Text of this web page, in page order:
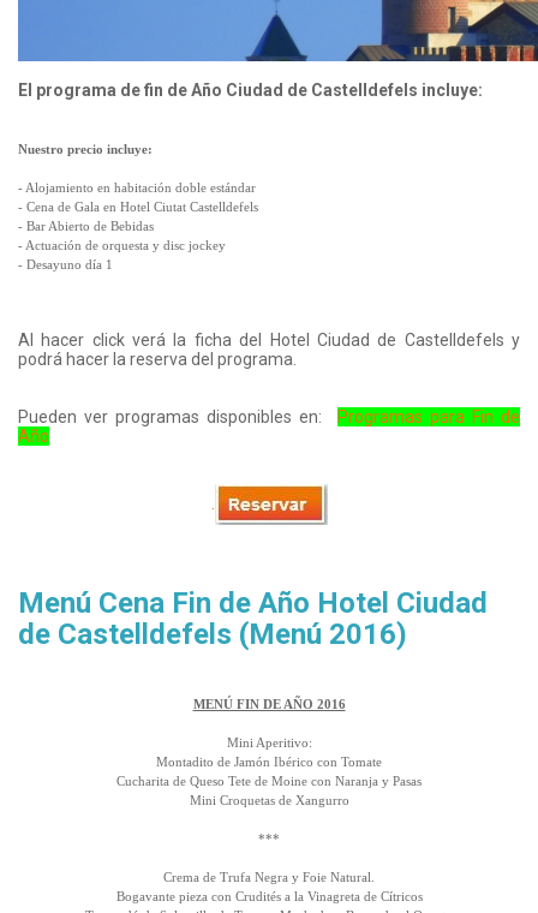
El programa de fin de Año Ciudad de Castelldefels incluye:
Nuestro precio incluye:
- Alojamiento en habitación doble estándar
- Cena de Gala en Hotel Ciutat Castelldefels
- Bar Abierto de Bebidas
- Actuación de orquesta y disc jockey
- Desayuno día 1
Al hacer click verá la ficha del Hotel Ciudad de Castelldefels y
podrá hacer la reserva del programa.
Pueden ver programas disponibles en:
Programas para Fin de
Año
Menú Cena Fin de Año Hotel Ciudad
de Castelldefels (Menú 2016)
MENÚ FIN DE AÑO 2016
Mini Aperitivo:
Montadito de Jamón Ibérico con Tomate
Cucharita de Queso Tete de Moine con Naranja y Pasas
Mini Croquetas de Xangurro
***
Crema de Trufa Negra y Foie Natural.
Bogavante pieza con Crudités a la Vinagreta de Cítricos